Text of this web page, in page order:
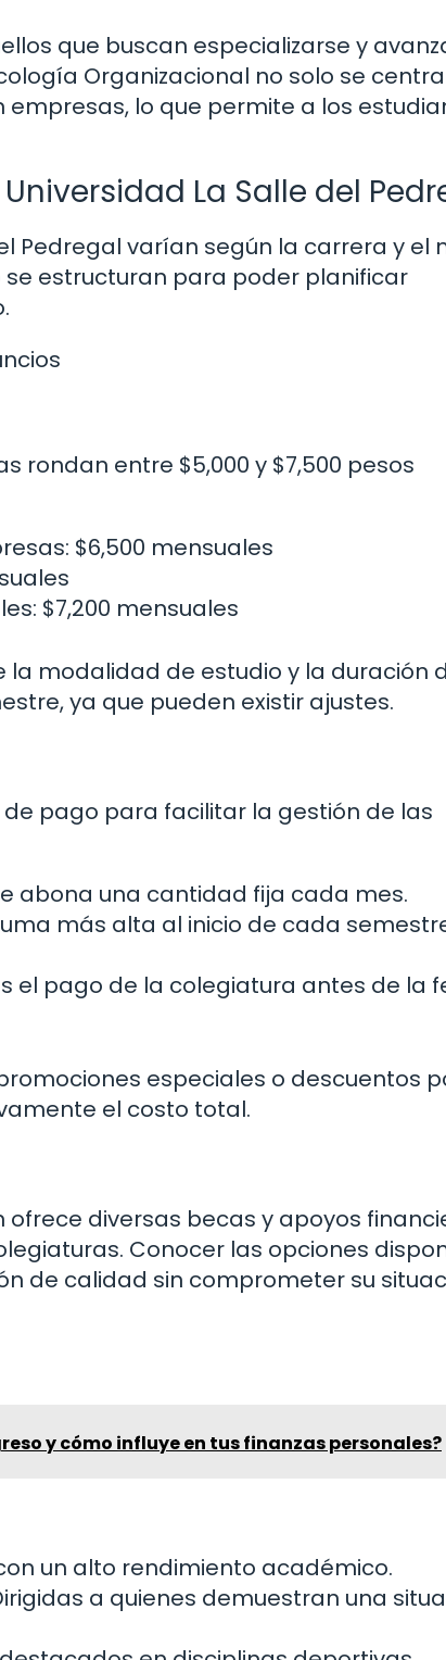
que buscan especializarse y
Organizacional no solo se
lo que permite a los
La Salle del
Pedregal varían según la carrera y el
estructuran para poder planificar
rondan entre $5,000 y $7,500 pesos
$6,500 mensuales
$7,200 mensuales
modalidad de estudio y la duración
ya que pueden existir ajustes.
pago para facilitar la gestión de las
abona una cantidad fija cada mes.
más alta al inicio de cada
el pago de la colegiatura antes de la
especiales o descuentos
el costo total.
ofrece diversas becas y apoyos
Conocer las opciones
de calidad sin comprometer su
y cómo influye en tus finanzas personales?
un alto rendimiento académico.
a quienes demuestran una